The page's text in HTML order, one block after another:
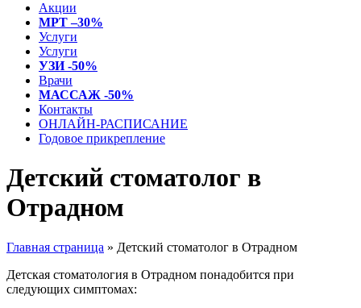
Акции
МРТ –30%
Услуги
Услуги
УЗИ -50%
Врачи
МАССАЖ -50%
Контакты
ОНЛАЙН-РАСПИСАНИЕ
Годовое прикрепление
Детский стоматолог в
Отрадном
Главная страница » Детский стоматолог в Отрадном
Детская стоматология в Отрадном понадобится при
следующих симптомах: